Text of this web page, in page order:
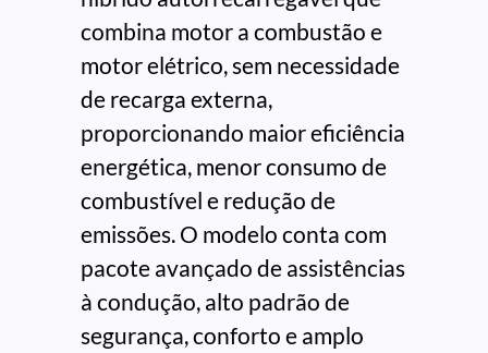
combina motor a combustão e
motor elétrico, sem necessidade
de recarga externa,
proporcionando maior eficiência
energética, menor consumo de
combustível e redução de
emissões. O modelo conta com
pacote avançado de assistências
à condução, alto padrão de
segurança, conforto e amplo